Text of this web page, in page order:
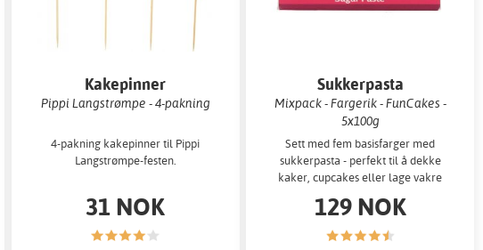
Kakepinner
Pippi Langstrømpe - 4-pakning
4-pakning kakepinner til Pippi
Langstrømpe-festen.
31 NOK
Sukkerpasta
Mixpack - Fargerik - FunCakes -
5x100g
Sett med fem basisfarger med
sukkerpasta - perfekt til å dekke
kaker, cupcakes eller lage vakre
inneholder
129 NOK